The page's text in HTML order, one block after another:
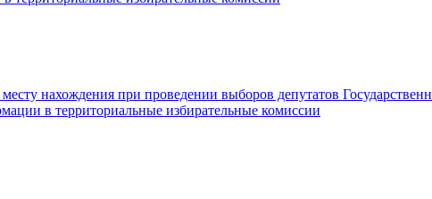
нахождения при проведении выборов депутатов
в территориальные избирательные комиссии